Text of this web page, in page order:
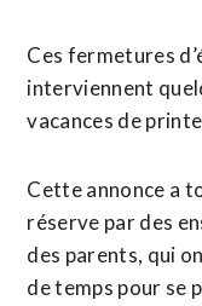
Ces fermetures
interviennent
vacances de
Cette annonce a
réserve par des
des parents, qui
de temps pour se